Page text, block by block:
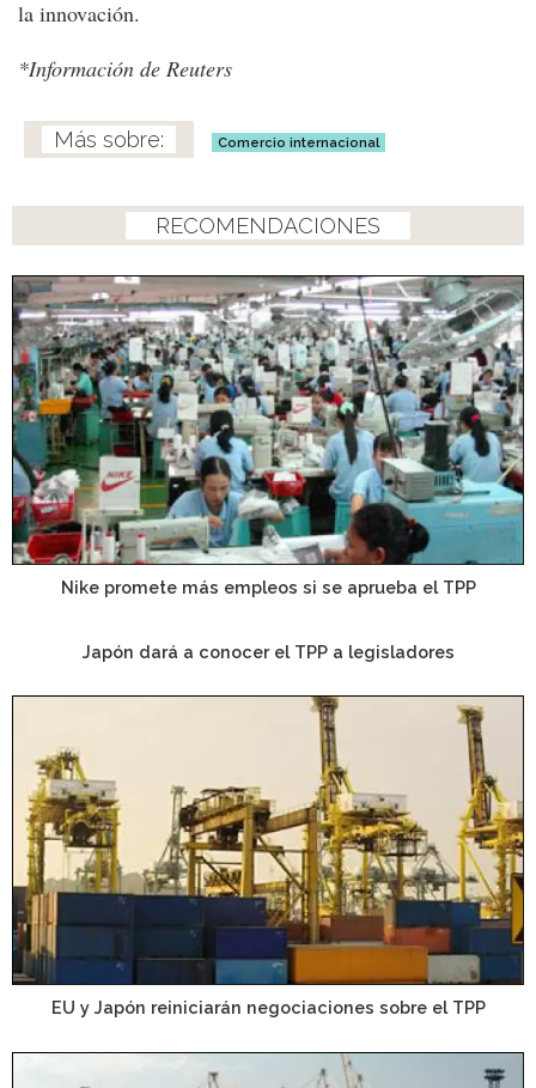
la innovación.
*Información de Reuters
Comercio internacional
RECOMENDACIONES
Nike promete más empleos si se aprueba el TPP
Japón dará a conocer el TPP a legisladores
EU y Japón reiniciarán negociaciones sobre el TPP